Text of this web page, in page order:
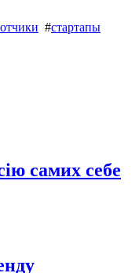
#стартапы
самих себе